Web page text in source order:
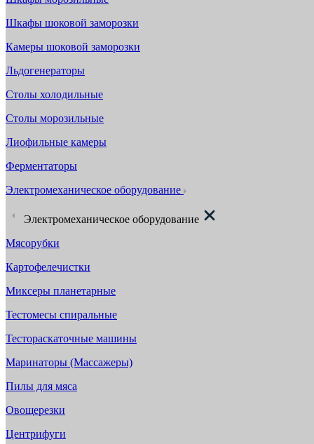
Шкафы шоковой заморозки
Камеры шоковой заморозки
Льдогенераторы
Столы холодильные
Столы морозильные
Лиофильные камеры
Ферментаторы
Электромеханическое оборудование
Электромеханическое оборудование
Мясорубки
Картофелечистки
Миксеры планетарные
Тестомесы спиральные
Тестораскаточные машины
Маринаторы (Массажеры)
Пилы для мяса
Овощерезки
Центрифуги